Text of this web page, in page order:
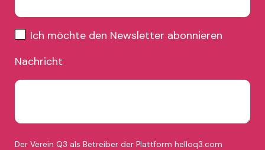
Ich möchte den Newsletter abonnieren
Nachricht
Der Verein Q3 als Betreiber der Plattform helloq3.com